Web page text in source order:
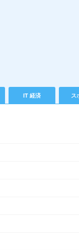
IT 経済 ス